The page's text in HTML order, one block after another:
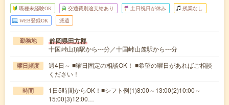
職種未経験OK 交通費別途支給あり 土日祝日が休み 残業なし
WEB登録OK 派遣
勤務地 静岡県田方郡
十国峠山頂駅から---分／十国峠山麓駅から---分
曜日頻度
週4日～ ■曜日固定の相談OK！ ■希望の曜日があればご相談
ください！
時間
1日5時間からOK！■シフト例(1)8:00～13:00(2)10:00～
15:00(3)12:00…